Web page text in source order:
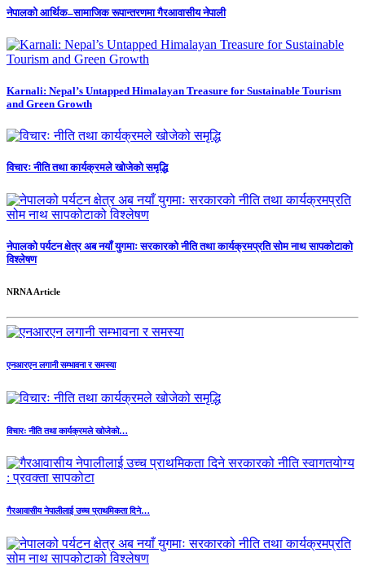
नेपालको आर्थिक–सामाजिक रूपान्तरणमा गैरआवासीय नेपाली
Karnali: Nepal’s Untapped Himalayan Treasure for Sustainable Tourism
and Green Growth
विचारः नीति तथा कार्यक्रमले खोजेको समृद्धि
नेपालको पर्यटन क्षेत्र अब नयाँ युगमाः सरकारको नीति तथा कार्यक्रमप्रति सोम नाथ सापकोटाको
विश्लेषण
NRNA Article
एनआरएन लगानी सम्भावना र समस्या
विचारः नीति तथा कार्यक्रमले खोजेको…
गैरआवासीय नेपालीलाई उच्च प्राथमिकता दिने…